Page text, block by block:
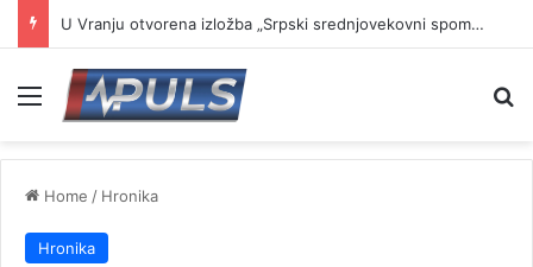
U Vranju otvorena izložba „Srpski srednjovekovni spomenici u opasnosti“
Menu
Home / Hronika
Hronika